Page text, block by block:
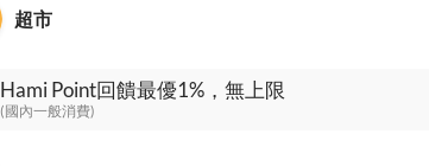
超市
Hami Point回饋最優1%，無上限
(國內一般消費)